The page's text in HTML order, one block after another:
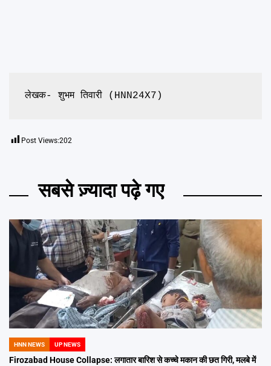
लेखक- शुभम तिवारी (HNN24X7)
Post Views:202
सबसे ज़्यादा पढ़े गए
POSTED
IN
HNN NEWS UP NEWS
Firozabad House Collapse: लगातार बारिश से कच्चे मकान की छत गिरी, मलबे में